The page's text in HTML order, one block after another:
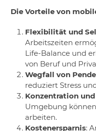
Die Vorteile von
Flexibilität und
Arbeitszeiten
Life-Balance und
von Beruf und
Wegfall von
reduziert Stress
Konzentration
Umgebung
arbeiten.
Kostenersparnis: